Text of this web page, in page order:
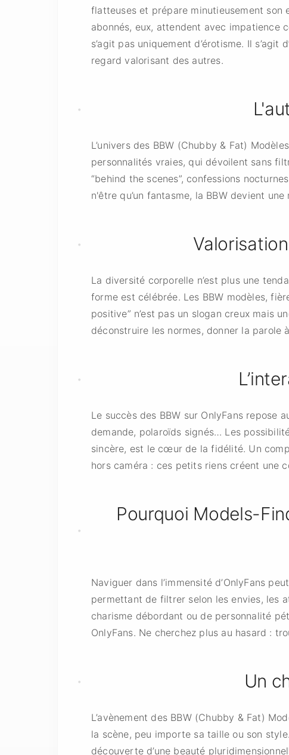
flatteuses et prépare minutieusement
abonnés, eux, attendent avec impatience
s’agit pas uniquement d’érotisme. Il s’agit
regard valorisant des autres.
L’univers des BBW (Chubby & Fat)
personnalités vraies, qui dévoilent sans
“behind the scenes”, confessions
n'être qu’un fantasme, la BBW devient
La diversité corporelle n’est plus une
forme est célébrée. Les BBW modèles,
positive” n’est pas un slogan creux mais
déconstruire les normes, donner la
Le succès des BBW sur OnlyFans repose
demande, polaroïds signés… Les
sincère, est le cœur de la fidélité. Un
hors caméra : ces petits riens créent une
Pourquoi Models-
Naviguer dans l’immensité d’OnlyFans
permettant de filtrer selon les envies, les
charisme débordant ou de personnalité
OnlyFans. Ne cherchez plus au hasard :
Un
L’avènement des BBW (Chubby & Fat)
la scène, peu importe sa taille ou son
découverte d’une beauté